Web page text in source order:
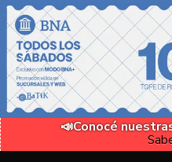
📣Conocé